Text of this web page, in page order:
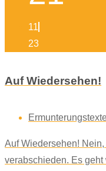
11
23
Auf Wiedersehen!
Auf Wiedersehen!
verabschieden. Es geht